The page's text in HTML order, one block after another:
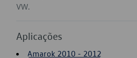
VW.
Aplicações
Amarok 2010 - 2012